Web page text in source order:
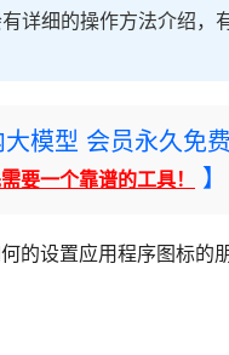
详细的操作方法介绍，
模型 会员永久免费
要一个靠谱的工具！ 】
的设置应用程序图标的